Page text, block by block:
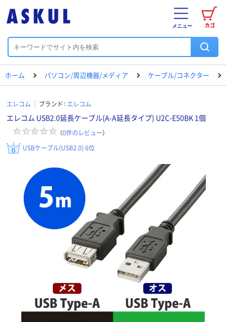
カゴ
メニュー
ホーム パソコン/周辺機器/メディア ケーブル/コネクター
エレコム ブランド： エレコム
エレコム USB2.0延長ケーブル(A-A延長タイプ) U2C-E50BK 1個
（0件のレビュー）
USBケーブル(USB2.0) 6位